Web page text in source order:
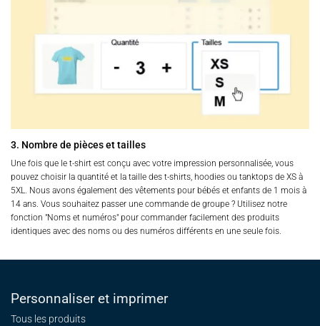
3. Nombre de pièces et tailles
Une fois que le t-shirt est conçu avec votre impression personnalisée, vous
pouvez choisir la quantité et la taille des t-shirts, hoodies ou tanktops de XS à
5XL. Nous avons également des vêtements pour bébés et enfants de 1 mois à
14 ans. Vous souhaitez passer une commande de groupe ? Utilisez notre
fonction "Noms et numéros" pour commander facilement des produits
identiques avec des noms ou des numéros différents en une seule fois.
Personnaliser et imprimer
Tous les produits